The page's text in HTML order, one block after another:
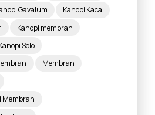
Gavalum
Kanopi Kaca
Kanopi membran
Solo
Membran
Membran